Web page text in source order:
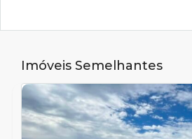
Imóveis Semelhantes